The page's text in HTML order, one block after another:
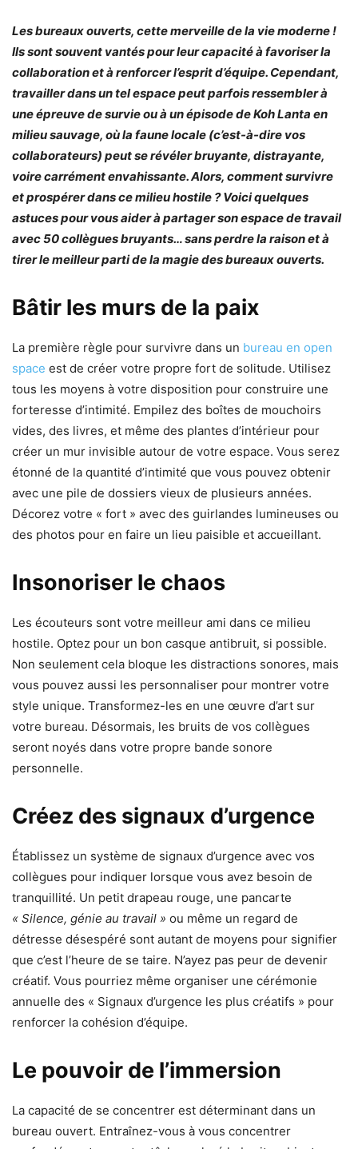
Les bureaux ouverts, cette merveille de la vie moderne !
Ils sont souvent vantés pour leur capacité à favoriser la
collaboration et à renforcer l’esprit d’équipe. Cependant,
travailler dans un tel espace peut parfois ressembler à
une épreuve de survie ou à un épisode de Koh Lanta en
milieu sauvage, où la faune locale (c’est-à-dire vos
collaborateurs) peut se révéler bruyante, distrayante,
voire carrément envahissante. Alors, comment survivre
et prospérer dans ce milieu hostile ? Voici quelques
astuces pour vous aider à partager son espace de travail
avec 50 collègues bruyants… sans perdre la raison et à
tirer le meilleur parti de la magie des bureaux ouverts.
Bâtir les murs de la paix
La première règle pour survivre dans un bureau en open
space est de créer votre propre fort de solitude. Utilisez
tous les moyens à votre disposition pour construire une
forteresse d’intimité. Empilez des boîtes de mouchoirs
vides, des livres, et même des plantes d’intérieur pour
créer un mur invisible autour de votre espace. Vous serez
étonné de la quantité d’intimité que vous pouvez obtenir
avec une pile de dossiers vieux de plusieurs années.
Décorez votre « fort » avec des guirlandes lumineuses ou
des photos pour en faire un lieu paisible et accueillant.
Insonoriser le chaos
Les écouteurs sont votre meilleur ami dans ce milieu
hostile. Optez pour un bon casque antibruit, si possible.
Non seulement cela bloque les distractions sonores, mais
vous pouvez aussi les personnaliser pour montrer votre
style unique. Transformez-les en une œuvre d’art sur
votre bureau. Désormais, les bruits de vos collègues
seront noyés dans votre propre bande sonore
personnelle.
Créez des signaux d’urgence
Établissez un système de signaux d’urgence avec vos
collègues pour indiquer lorsque vous avez besoin de
tranquillité. Un petit drapeau rouge, une pancarte
« Silence, génie au travail » ou même un regard de
détresse désespéré sont autant de moyens pour signifier
que c’est l’heure de se taire. N’ayez pas peur de devenir
créatif. Vous pourriez même organiser une cérémonie
annuelle des « Signaux d’urgence les plus créatifs » pour
renforcer la cohésion d’équipe.
Le pouvoir de l’immersion
La capacité de se concentrer est déterminant dans un
bureau ouvert. Entraînez-vous à vous concentrer